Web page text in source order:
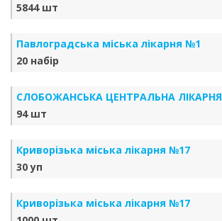
5844 шт
Павлоградська міська лікарня №1
20 набір
СЛОБОЖАНСЬКА ЦЕНТРАЛЬНА ЛІКАРНЯ
94 шт
Криворізька міська лікарня №17
30 уп
Криворізька міська лікарня №17